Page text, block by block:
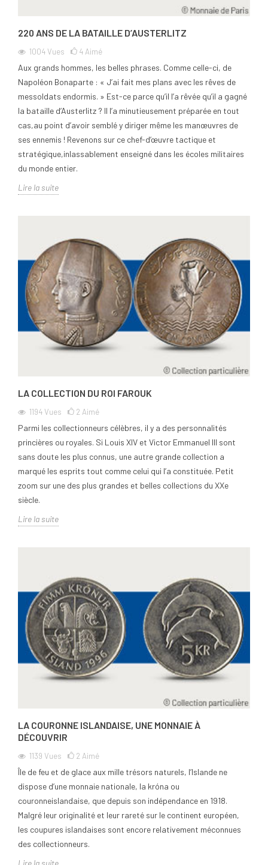
220 ANS DE LA BATAILLE D’AUSTERLITZ
1004Vues 4 Aimé
Aux grands hommes, les belles phrases. Comme celle-ci, de
Napoléon Bonaparte : « J’ai fait mes plans avec les rêves de
messoldats endormis. » Est-ce parce qu’il l’a rêvée qu’il a gagné
la bataille d’Austerlitz ? Il l’a minutieusement préparée en tout
cas,au point d’avoir semblé y diriger même les manœuvres de
ses ennemis ! Revenons sur ce chef-d’œuvre tactique et
stratégique,inlassablement enseigné dans les écoles militaires
du monde entier.
Lire la suite
LA COLLECTION DU ROI FAROUK
1194Vues 2Aimé
Parmi les collectionneurs célèbres, il y a des personnalités
princières ou royales. Si Louis XIV et Victor Emmanuel III sont
sans doute les plus connus, une autre grande collection a
marqué les esprits tout comme celui qui l’a constituée. Petit
zoom sur une des plus grandes et belles collections du XXe
siècle.
Lire la suite
LA COURONNE ISLANDAISE, UNE MONNAIE À
DÉCOUVRIR
1139 Vues 2 Aimé
Île de feu et de glace aux mille trésors naturels, l’Islande ne
dispose d’une monnaie nationale, la króna ou
couronneislandaise, que depuis son indépendance en 1918.
Malgré leur originalité et leur rareté sur le continent européen,
les coupures islandaises sont encore relativement méconnues
des collectionneurs.
Lire la suite